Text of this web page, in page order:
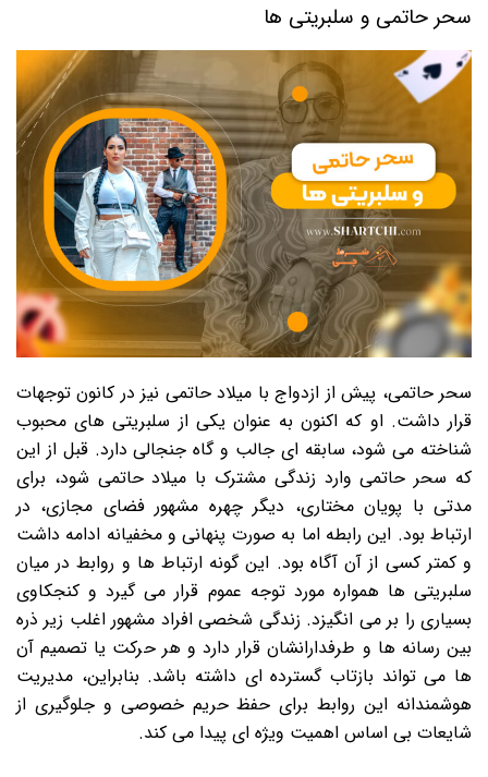
سحر حاتمی و سلبریتی ‌ها
سحر حاتمی، پیش از ازدواج با میلاد حاتمی نیز در کانون توجهات
قرار داشت. او که اکنون به عنوان یکی از سلبریتی های محبوب
شناخته می شود، سابقه ای جالب و گاه جنجالی دارد. قبل از این
که سحر حاتمی وارد زندگی مشترک با میلاد حاتمی شود، برای
مدتی با پویان مختاری، دیگر چهره مشهور فضای مجازی، در
ارتباط بود. این رابطه اما به صورت پنهانی و مخفیانه ادامه داشت
و کمتر کسی از آن آگاه بود. این گونه ارتباط ها و روابط در میان
سلبریتی ها همواره مورد توجه عموم قرار می گیرد و کنجکاوی
بسیاری را بر می انگیزد. زندگی شخصی افراد مشهور اغلب زیر ذره
بین رسانه ها و طرفدارانشان قرار دارد و هر حرکت یا تصمیم آن
ها می تواند بازتاب گسترده ای داشته باشد. بنابراین، مدیریت
هوشمندانه این روابط برای حفظ حریم خصوصی و جلوگیری از
شایعات بی اساس اهمیت ویژه ای پیدا می کند.